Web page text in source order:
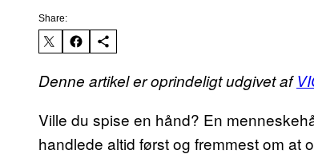
Share:
Denne artikel er oprindeligt udgivet af
Ville du spise en hånd? En
handlede altid først og fremmest om at